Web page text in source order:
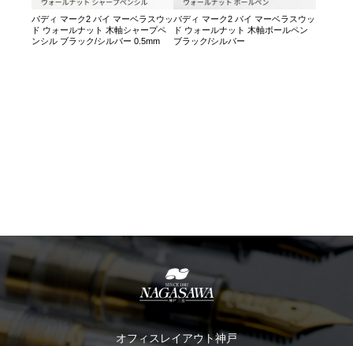
バディ マーク2 バイ マーベラスウッ
ド ウォールナット 木軸シャープペ
ンシル ブラック/シルバー 0.5mm
バディ マーク2 バイ マーベラスウッ
ド ウォールナット 木軸ボールペン
ブラック/シルバー
オフィスレイアウト神戸